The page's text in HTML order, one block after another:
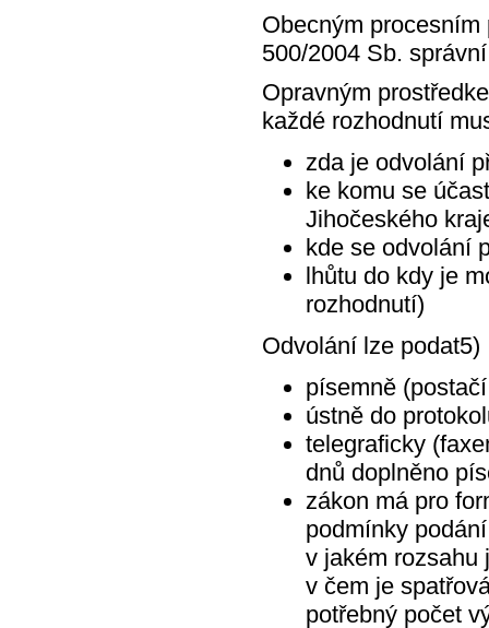
Obecným
500/2004 Sb.
Opravným
každé rozhodnutí
zda je odvolání
ke komu se
Jihočeského
kde se odvolání
lhůtu do kdy je
rozhodnutí)
Odvolání lze podat5)
písemně
ústně do
telegraficky
dnů doplněno
zákon má pro
podmínky
v jakém rozsahu
v čem je
potřebný počet